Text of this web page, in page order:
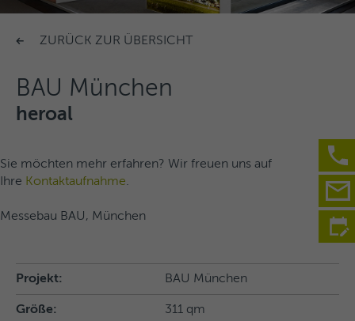
ZURÜCK ZUR ÜBERSICHT
BAU München
heroal
Sie möchten mehr erfahren? Wir freuen uns auf
Ihre Kontaktaufnahme.
Messebau BAU, München
Projekt: BAU München
Größe: 311 qm